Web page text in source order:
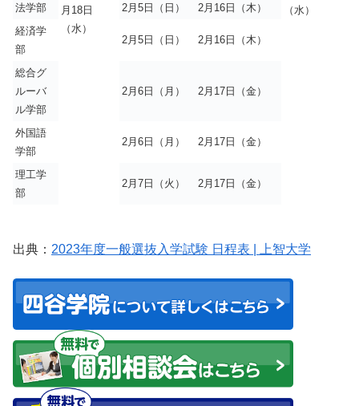
月18日
（水）
（水）
法学部
2月5日（日）
2月16日（木）
経済学
部
2月5日（日） 2月16日（木）
総合グ
ルーバ
ル学部
2月6日（月） 2月17日（金）
外国語
学部
2月6日（月） 2月17日（金）
理工学
部
2月7日（火） 2月17日（金）
出典： 2023年度一般選抜入学試験 日程表 | 上智大学